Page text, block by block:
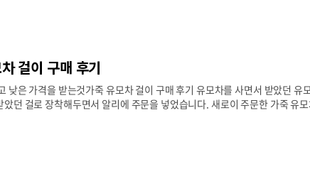
걸이 구매 후기
낮은 가격을 받는것가죽 유모차 걸이 구매 후기 유모차를 사면서 받았던 유
았던 걸로 장착해두면서 알리에 주문을 넣었습니다. 새로이 주문한 가죽 유
고. 검색 키워드는 stoller hook 또는 stoller clip 정도.. 알리 익스프레스 검